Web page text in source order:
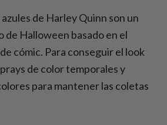
de Harley Quinn son un
de Halloween basado en el
cómic. Para conseguir el look
de color temporales y
para mantener las coletas